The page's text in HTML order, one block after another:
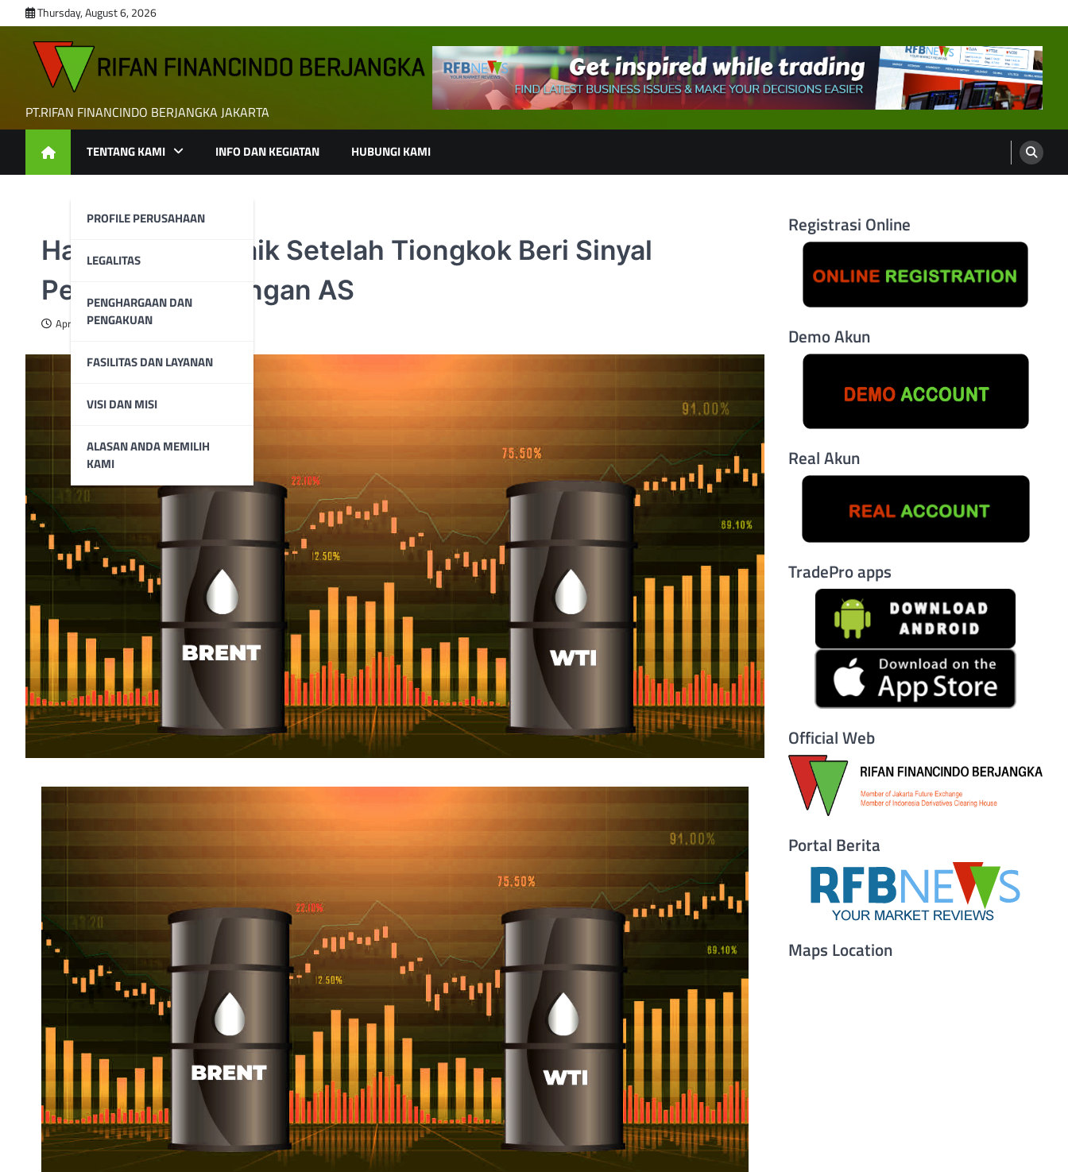
to
content
Thursday, August 6, 2026
PT.RIFAN FINANCINDO BERJANGKA JAKARTA
TENTANG KAMI
PROFILE PERUSAHAAN
LEGALITAS
PENGHARGAAN DAN
PENGAKUAN
FASILITAS DAN LAYANAN
VISI DAN MISI
ALASAN ANDA MEMILIH
KAMI
INFO DAN KEGIATAN HUBUNGI KAMI
Harga Minyak Naik Setelah Tiongkok Beri Sinyal
Perundingan dengan AS
April 16, 2025
Registrasi Online
Demo Akun
Real Akun
TradePro apps
Official Web
Portal Berita
Maps Location